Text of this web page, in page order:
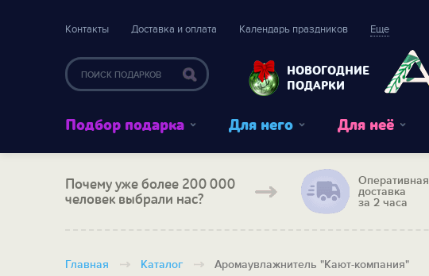
Контакты Доставка и оплата Календарь праздников Еще
НОВОГОДНИЕ
ПОДАРКИ
Подбор подарка Для него Для неё
Почему уже более 200 000
человек выбрали нас?
Оперативная
доставка
за 2 часа
Главная Каталог Аромаувлажнитель "Кают-компания"